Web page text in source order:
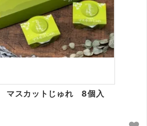
マスカットじゅれ 8個入